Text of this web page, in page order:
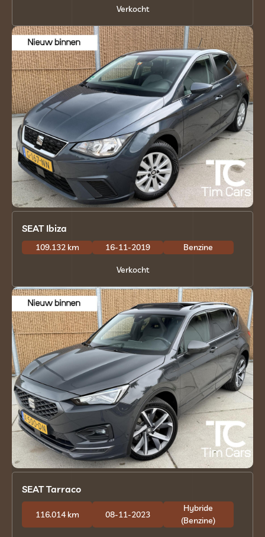
Verkocht
SEAT Ibiza
109.132 km 16-11-2019 Benzine
Verkocht
SEAT Tarraco
116.014 km 08-11-2023
Hybride
(Benzine)